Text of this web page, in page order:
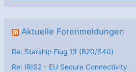
Aktuelle Forenmeldungen
Re: Starship Flug 13 (B20/S40)
Re: IRIS2 - EU Secure Connectivity